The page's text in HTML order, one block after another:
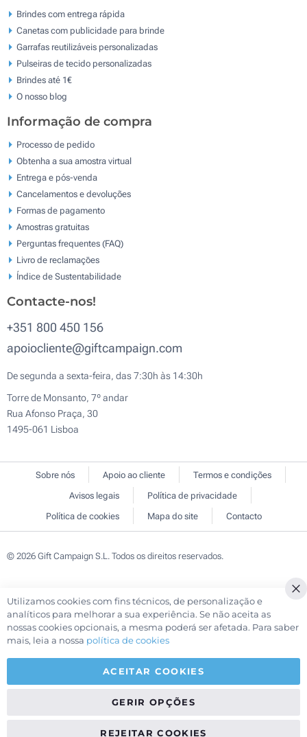
Brindes com entrega rápida
Canetas com publicidade para brinde
Garrafas reutilizáveis personalizadas
Pulseiras de tecido personalizadas
Brindes até 1€
O nosso blog
Informação de compra
Processo de pedido
Obtenha a sua amostra virtual
Entrega e pós-venda
Cancelamentos e devoluções
Formas de pagamento
Amostras gratuitas
Perguntas frequentes (FAQ)
Livro de reclamaçōes
Índice de Sustentabilidade
Contacte-nos!
+351 800 450 156
apoiocliente@giftcampaign.com
De segunda a sexta-feira, das 7:30h às 14:30h
Torre de Monsanto, 7º andar
Rua Afonso Praça, 30
1495-061 Lisboa
Sobre nós Apoio ao cliente
Termos e condições
Avisos legais
Política de privacidade
Política de cookies
Mapa do site Contacto
© 2026 Gift Campaign S.L. Todos os direitos reservados.
Utilizamos cookies com fins técnicos, de personalização e
analíticos para melhorar a sua experiência. Se não aceita as
nossas cookies opcionais, a mesma poderá ser afetada. Para saber
mais, leia a nossa política de cookies
ACEITAR COOKIES
GERIR OPÇÕES
REJEITAR COOKIES